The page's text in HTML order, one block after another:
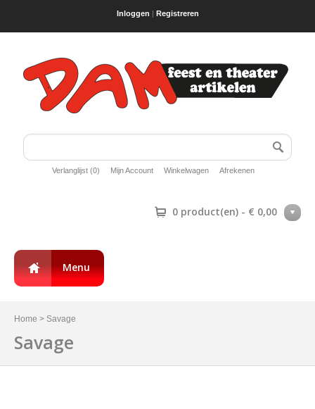
Inloggen | Registreren
Verlanglijst (0) Mijn Account Winkelwagen Afrekenen
0 product(en) - € 0,00
Menu
Home > Savage
Savage